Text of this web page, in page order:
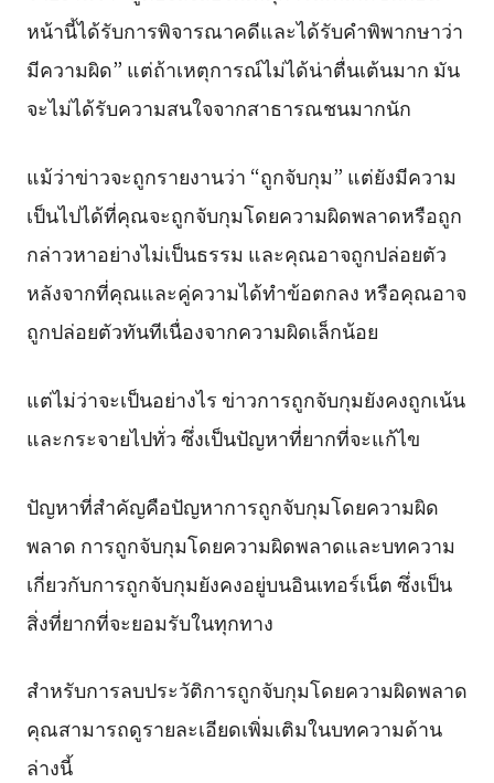
หน้านี้ได้รับการพิจารณาคดีและได้รับคำพิพากษาว่า
มีความผิด” แต่ถ้าเหตุการณ์ไม่ได้น่าตื่นเต้นมาก มัน
จะไม่ได้รับความสนใจจากสาธารณชนมากนัก
แม้ว่าข่าวจะถูกรายงานว่า “ถูกจับกุม” แต่ยังมีความ
เป็นไปได้ที่คุณจะถูกจับกุมโดยความผิดพลาดหรือถูก
กล่าวหาอย่างไม่เป็นธรรม และคุณอาจถูกปล่อยตัว
หลังจากที่คุณและคู่ความได้ทำข้อตกลง หรือคุณอาจ
ถูกปล่อยตัวทันทีเนื่องจากความผิดเล็กน้อย
แต่ไม่ว่าจะเป็นอย่างไร ข่าวการถูกจับกุมยังคงถูกเน้น
และกระจายไปทั่ว ซึ่งเป็นปัญหาที่ยากที่จะแก้ไข
ปัญหาที่สำคัญคือปัญหาการถูกจับกุมโดยความผิด
พลาด การถูกจับกุมโดยความผิดพลาดและบทความ
เกี่ยวกับการถูกจับกุมยังคงอยู่บนอินเทอร์เน็ต ซึ่งเป็น
สิ่งที่ยากที่จะยอมรับในทุกทาง
สำหรับการลบประวัติการถูกจับกุมโดยความผิดพลาด
คุณสามารถดูรายละเอียดเพิ่มเติมในบทความด้าน
ล่างนี้